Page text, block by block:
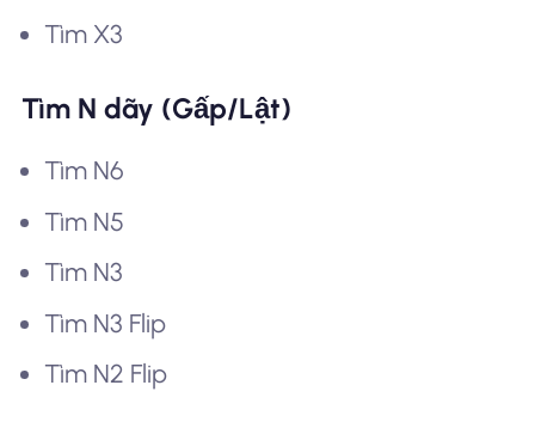
Tìm X3
Tìm N dãy (Gấp/Lật)
Tìm N6
Tìm N5
Tìm N3
Tìm N3 Flip
Tìm N2 Flip